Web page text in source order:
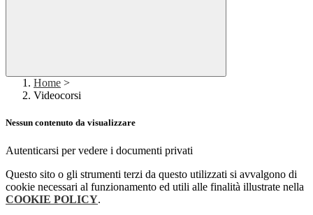
Home >
Videocorsi
Nessun contenuto da visualizzare
Autenticarsi per vedere i documenti privati
Questo sito o gli strumenti terzi da questo utilizzati si avvalgono di
cookie necessari al funzionamento ed utili alle finalità illustrate nella
COOKIE POLICY.